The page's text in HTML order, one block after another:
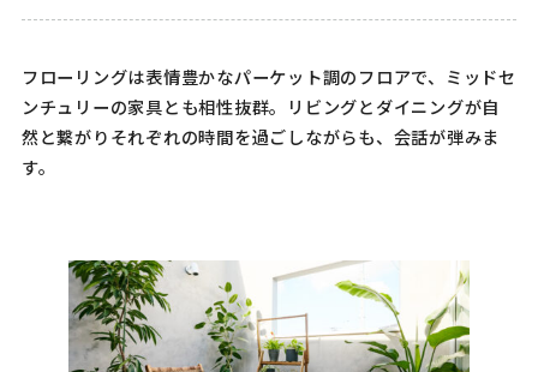
フローリングは表情豊かなパーケット調のフロアで、ミッドセ
ンチュリーの家具とも相性抜群。リビングとダイニングが自
然と繋がりそれぞれの時間を過ごしながらも、会話が弾みま
す。